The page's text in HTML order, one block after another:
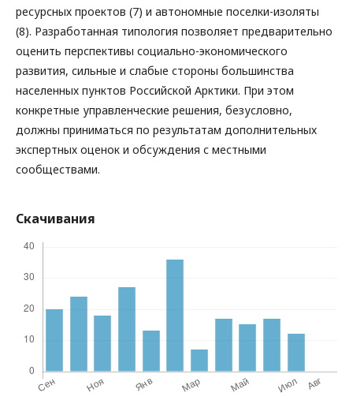
ресурсных проектов (7) и автономные поселки-изоляты
(8). Разработанная типология позволяет предварительно
оценить перспективы социально-экономического
развития, сильные и слабые стороны большинства
населенных пунктов Российской Арктики. При этом
конкретные управленческие решения, безусловно,
должны приниматься по результатам дополнительных
экспертных оценок и обсуждения с местными
сообществами.
Скачивания